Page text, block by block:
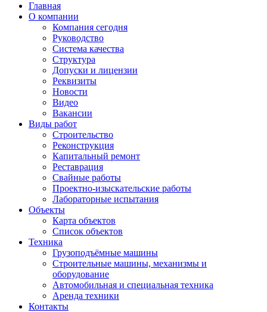
Главная
О компании
Компания сегодня
Руководство
Система качества
Структура
Допуски и лицензии
Реквизиты
Новости
Видео
Вакансии
Виды работ
Строительство
Реконструкция
Капитальный ремонт
Реставрация
Свайные работы
Проектно-изыскательские работы
Лабораторные испытания
Объекты
Карта объектов
Список объектов
Техника
Грузоподъёмные машины
Строительные машины, механизмы и
оборудование
Автомобильная и специальная техника
Аренда техники
Контакты